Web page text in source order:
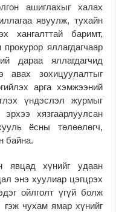
ашиглахыг халах
явуулж, тухайн
хангалттай баримт,
яллагдагчаар
дараа яллагдагчид
авах зохицуулалтыг
арга хэмжээний
үндэслэл журмыг
хязгаарлуулсан
ёсны төлөөлөгч,
байна.
явцад хүнийг удаан
энэ хуулиар цэгцрэх
ойлголт үгүй болж
гэж чухам ямар хүнийг